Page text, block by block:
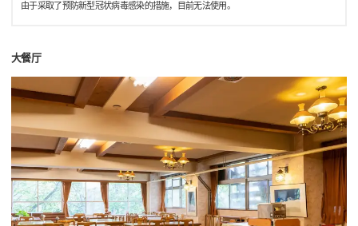
由于采取了预防新型冠状病毒感染的措施，目前无法使用。
大餐厅